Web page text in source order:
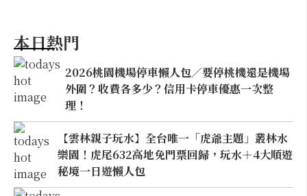
本日熱門
2026桃園機場停車懶人包／要停桃機還是機場
外圍？收費各多少？信用卡停車優惠一次整
理！
【雲林親子玩水】全台唯一「虎爺主題」叢林水
樂園！虎尾632高地免門票回歸，玩水＋4大順遊
秘境一日遊懶人包